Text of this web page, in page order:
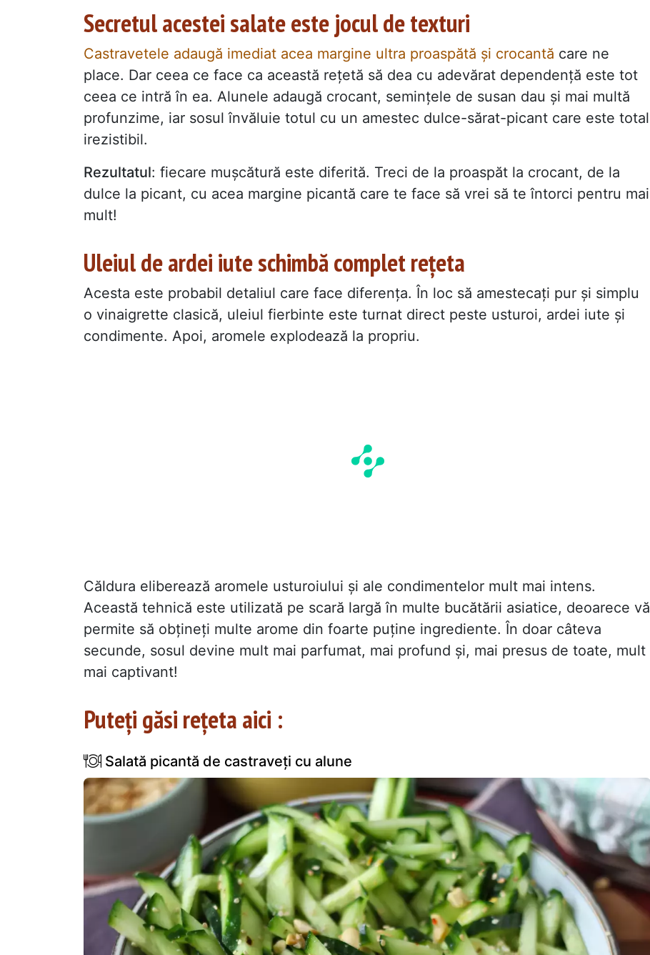
Secretul acestei salate este jocul de texturi
Castravetele adaugă imediat acea margine ultra proaspătă și crocantă care ne
place. Dar ceea ce face ca această rețetă să dea cu adevărat dependență este tot
ceea ce intră în ea. Alunele adaugă crocant, semințele de susan dau și mai multă
profunzime, iar sosul învăluie totul cu un amestec dulce-sărat-picant care este total
irezistibil.
Rezultatul: fiecare mușcătură este diferită. Treci de la proaspăt la crocant, de la
dulce la picant, cu acea margine picantă care te face să vrei să te întorci pentru mai
mult!
Uleiul de ardei iute schimbă complet rețeta
Acesta este probabil detaliul care face diferența. În loc să amestecați pur și simplu
o vinaigrette clasică, uleiul fierbinte este turnat direct peste usturoi, ardei iute și
condimente. Apoi, aromele explodează la propriu.
Căldura eliberează aromele usturoiului și ale condimentelor mult mai intens.
Această tehnică este utilizată pe scară largă în multe bucătării asiatice, deoarece vă
permite să obțineți multe arome din foarte puține ingrediente. În doar câteva
secunde, sosul devine mult mai parfumat, mai profund și, mai presus de toate, mult
mai captivant!
Puteți găsi rețeta aici :
Salată picantă de castraveți cu alune